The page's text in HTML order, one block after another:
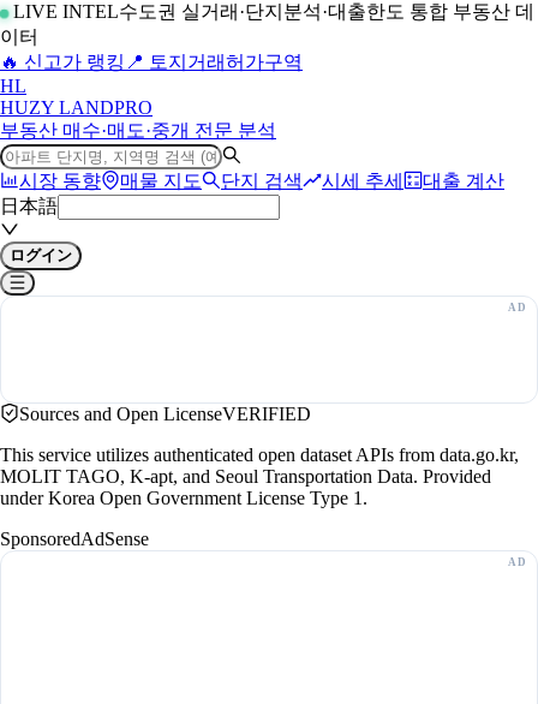
LIVE INTEL수도권 실거래·단지분석·대출한도 통합 부동산 데
이터
🔥 신고가 랭킹 📍 토지거래허가구역
HL
HUZY LANDPRO
부동산 매수·매도·중개 전문 분석
시장 동향 매물 지도 단지 검색 시세 추세
대출 계산
日本語
ログイン
Sources and Open LicenseVERIFIED
This service utilizes authenticated open dataset APIs from data.go.kr,
MOLIT TAGO, K-apt, and Seoul Transportation Data. Provided
under Korea Open Government License Type 1.
SponsoredAdSense